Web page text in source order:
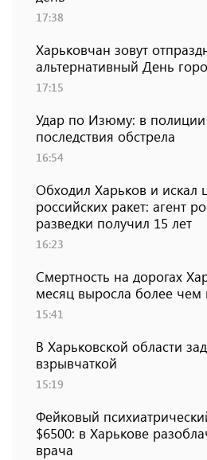
17:38
Харьковчан зовут
альтернативный День
17:15
Удар по Изюму: в полиции
последствия обстрела
16:54
Обходил Харьков и искал
российских ракет: агент
разведки получил 15 лет
16:23
Смертность на дорогах
месяц выросла более чем
15:41
В Харьковской области
взрывчаткой
15:19
Фейковый
$6500: в Харькове
врача